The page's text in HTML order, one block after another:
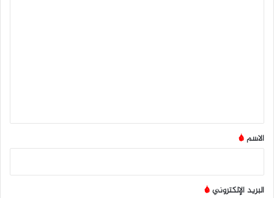
*
الاسم*
البريد الإلكتروني*